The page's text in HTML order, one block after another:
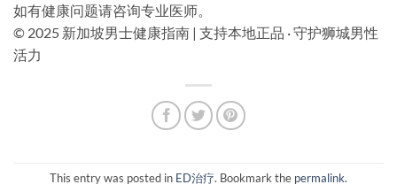
如有健康问题请咨询专业医师。
© 2025 新加坡男士健康指南 | 支持本地正品 · 守护狮城男性
活力
This entry was posted in ED治疗. Bookmark the permalink.